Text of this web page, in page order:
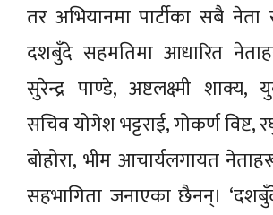
तर अभियानमा पार्टीका सबै
दशबुँदे सहमतिमा आधारित
सुरेन्द्र पाण्डे, अष्टलक्ष्मी शाक्य,
सचिव योगेश भट्टराई, गोकर्ण विष्ट,
बोहोरा, भीम आचार्यलगायत
सहभागिता जनाएका छैनन्।